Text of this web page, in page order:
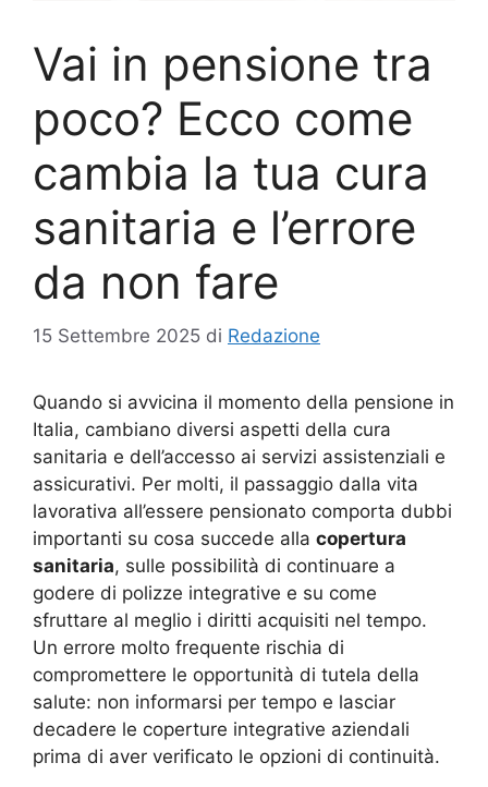
Vai in pensione tra
poco? Ecco come
cambia la tua cura
sanitaria e l’errore
da non fare
15 Settembre 2025 di Redazione
Quando si avvicina il momento della pensione in
Italia, cambiano diversi aspetti della cura
sanitaria e dell’accesso ai servizi assistenziali e
assicurativi. Per molti, il passaggio dalla vita
lavorativa all’essere pensionato comporta dubbi
importanti su cosa succede alla copertura
sanitaria, sulle possibilità di continuare a
godere di polizze integrative e su come
sfruttare al meglio i diritti acquisiti nel tempo.
Un errore molto frequente rischia di
compromettere le opportunità di tutela della
salute: non informarsi per tempo e lasciar
decadere le coperture integrative aziendali
prima di aver verificato le opzioni di continuità.